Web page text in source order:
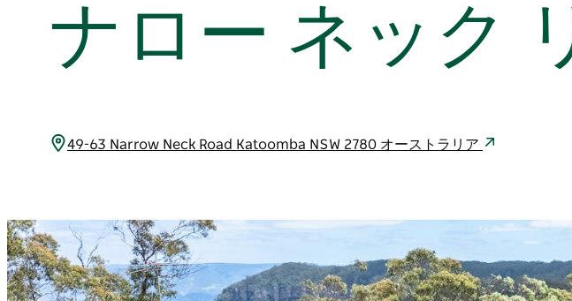
ナロー ネック
49-63 Narrow Neck Road Katoomba NSW 2780 オーストラリア